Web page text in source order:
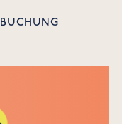
BUCHUNG